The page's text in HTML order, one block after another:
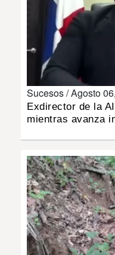
DEPORTES
INSÓLITAS
MULTIMEDIA
IMPRESO
Sucesos /Agosto
Exdirector de la
mientras avanza